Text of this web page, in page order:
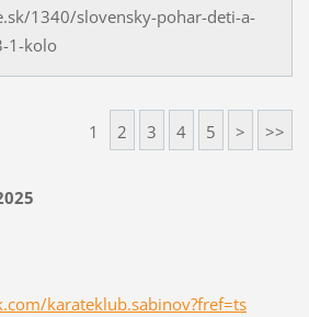
1340/slovensky-pohar-deti-a-
1-kolo
1 2 3 4 5 > >>
karateklub.sabinov?fref=ts